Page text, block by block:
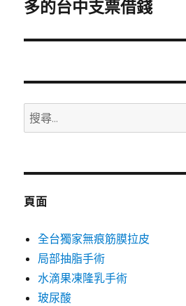
一
文
多的台中支票借錢
搜
尋
鍵
頁面
全台獨家無痕筋膜拉皮
局部抽脂手術
水滴果凍隆乳手術
玻尿酸